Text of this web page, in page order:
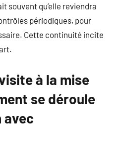
souvent qu’elle reviendra
périodiques, pour
Cette continuité incite
à la mise
se déroule
avec